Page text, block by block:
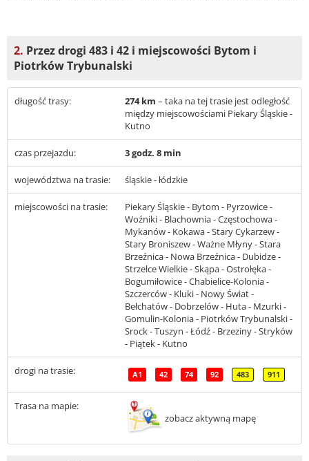
2. Przez drogi 483 i 42 i miejscowości Bytom i
Piotrków Trybunalski
długość trasy: 274 km – taka na tej trasie jest odległość
między miejscowościami Piekary Śląskie -
Kutno
czas przejazdu: 3 godz. 8 min
województwa na trasie: śląskie - łódzkie
miejscowości na trasie:
Piekary Śląskie - Bytom - Pyrzowice -
Woźniki - Blachownia - Częstochowa -
Mykanów - Kokawa - Stary Cykarzew -
Stary Broniszew - Ważne Młyny - Stara
Brzeźnica - Nowa Brzeźnica - Dubidze -
Strzelce Wielkie - Skąpa - Ostrołęka -
Bogumiłowice - Chabielice-Kolonia -
Szczerców - Kluki - Nowy Świat -
Bełchatów - Dobrzelów - Huta - Mzurki -
Gomulin-Kolonia - Piotrków Trybunalski -
Srock - Tuszyn - Łódź - Brzeziny - Stryków
- Piątek - Kutno
drogi na trasie: A1 42 74 92 483 911
Trasa na mapie:
zobacz aktywną mapę